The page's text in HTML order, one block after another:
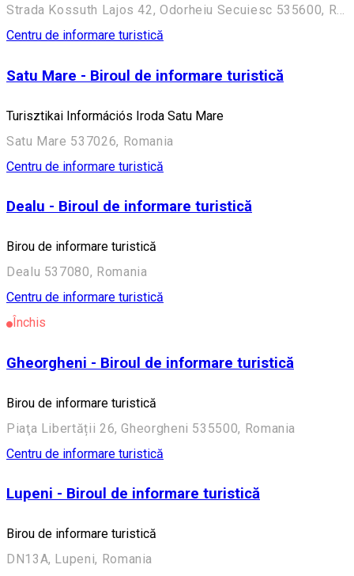
Strada Kossuth Lajos 42, Odorheiu Secuiesc 535600, Romania
Centru de informare turistică
Satu Mare - Biroul de informare turistică
Turisztikai Információs Iroda Satu Mare
Satu Mare 537026, Romania
Centru de informare turistică
Dealu - Biroul de informare turistică
Birou de informare turistică
Dealu 537080, Romania
Centru de informare turistică
Închis
Gheorgheni - Biroul de informare turistică
Birou de informare turistică
Piaţa Libertății 26, Gheorgheni 535500, Romania
Centru de informare turistică
Lupeni - Biroul de informare turistică
Birou de informare turistică
DN13A, Lupeni, Romania